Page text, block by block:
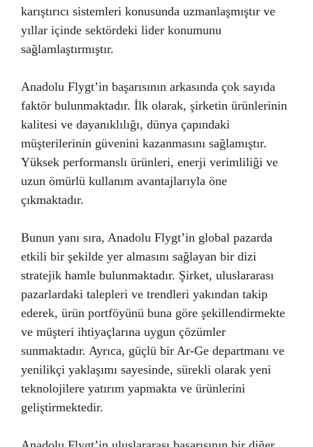
karıştırıcı sistemleri konusunda uzmanlaşmıştır ve
yıllar içinde sektördeki lider konumunu
sağlamlaştırmıştır.
Anadolu Flygt’in başarısının arkasında çok sayıda
faktör bulunmaktadır. İlk olarak, şirketin ürünlerinin
kalitesi ve dayanıklılığı, dünya çapındaki
müşterilerinin güvenini kazanmasını sağlamıştır.
Yüksek performanslı ürünleri, enerji verimliliği ve
uzun ömürlü kullanım avantajlarıyla öne
çıkmaktadır.
Bunun yanı sıra, Anadolu Flygt’in global pazarda
etkili bir şekilde yer almasını sağlayan bir dizi
stratejik hamle bulunmaktadır. Şirket, uluslararası
pazarlardaki talepleri ve trendleri yakından takip
ederek, ürün portföyünü buna göre şekillendirmekte
ve müşteri ihtiyaçlarına uygun çözümler
sunmaktadır. Ayrıca, güçlü bir Ar-Ge departmanı ve
yenilikçi yaklaşımı sayesinde, sürekli olarak yeni
teknolojilere yatırım yapmakta ve ürünlerini
geliştirmektedir.